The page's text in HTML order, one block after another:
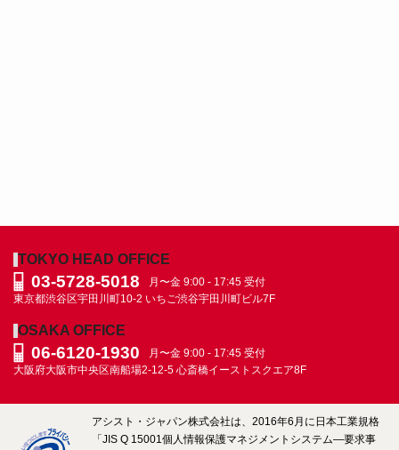
TOKYO HEAD OFFICE
03-5728-5018
月〜金 9:00 - 17:45 受付
東京都渋谷区宇田川町10-2 いちご渋谷宇田川町ビル7F
OSAKA OFFICE
06-6120-1930
月〜金 9:00 - 17:45 受付
大阪府大阪市中央区南船場2-12-5 心斎橋イーストスクエア8F
アシスト・ジャパン株式会社は、2016年6月に日本工業規格
「JIS Q 15001個人情報保護マネジメントシステム―要求事